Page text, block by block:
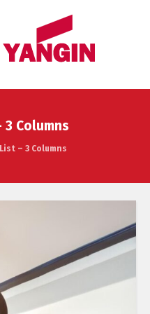
Columns
– 3 Columns